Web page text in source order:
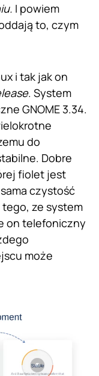
I powiem
to, czym
i tak jak on
. System
GNOME 3.34.
do
Dobre
fiolet jest
czystość
ze system
on telefoniczny
może